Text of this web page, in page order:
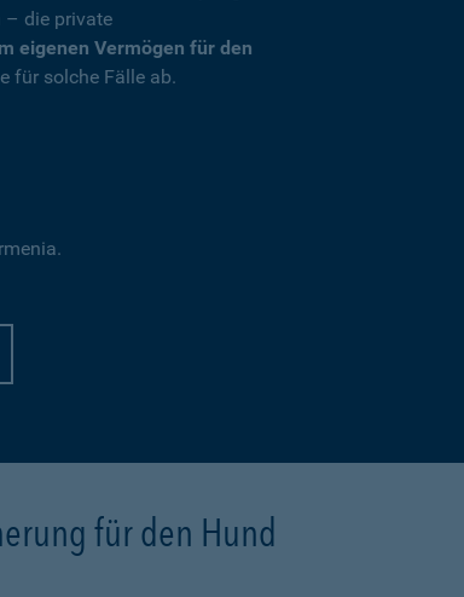
– die private
eigenen Vermögen für den
für solche Fälle ab.
für den Hund